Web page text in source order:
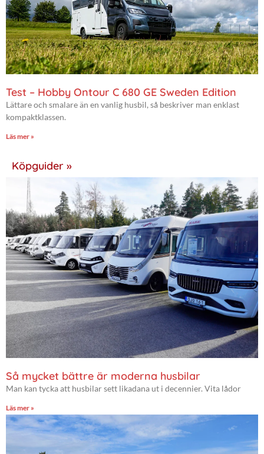
Test – Hobby Ontour C 680 GE Sweden Edition
Lättare och smalare än en vanlig husbil, så beskriver man enklast
kompaktklassen.
Läs mer »
Köpguider »
Så mycket bättre är moderna husbilar
Man kan tycka att husbilar sett likadana ut i decennier. Vita lådor
Läs mer »